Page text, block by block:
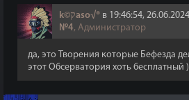
k©קaso√® в 19:46:54, 26.06.2024
№4, Администратор
да, это Творения которые Бефезда
этот Обсерватория хоть бесплатный )